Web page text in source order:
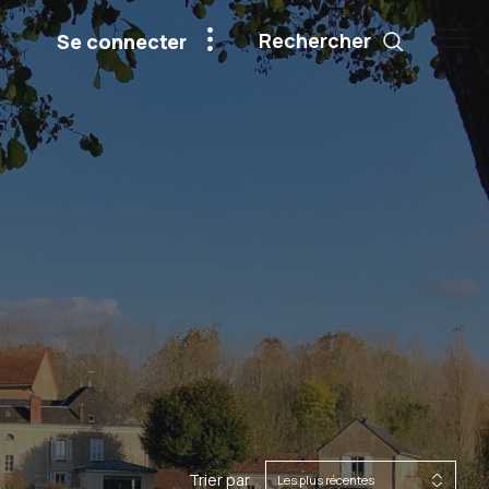
Se connecter Rechercher
Trier par Les plus récentes